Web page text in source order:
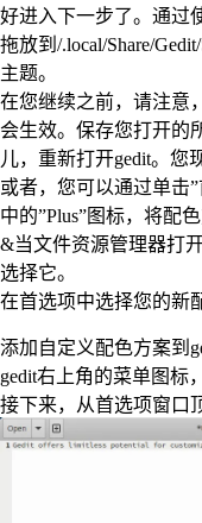
好进入下一步了。通过
拖放到/.local/Share/
主题。
在您继续之前，请注意
会生效。保存您打开的
儿，重新打开gedit。您
或者，您可以通过单击
中的”Plus”图标，将配
&当文件资源管理器打
选择它。
在首选项中选择您的新
添加自定义配色方案到
gedit右上角的菜单图标
接下来，从首选项窗口